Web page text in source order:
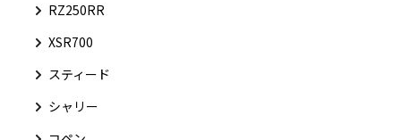
RZ250RR
XSR700
スティード
シャリー